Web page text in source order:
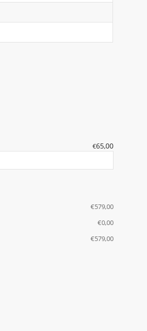
€65,00
€‎579,00
€‎0,00
€‎579,00